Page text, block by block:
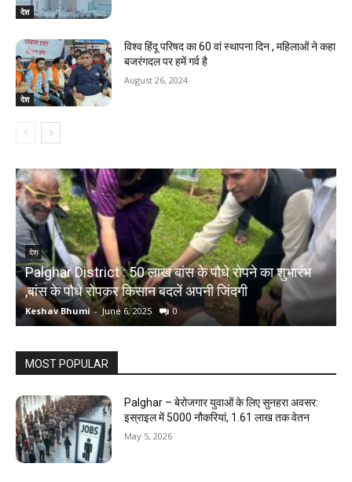
देश
देश
विश्व हिंदू परिषद का 60 वां स्थापना दिन , महिलाओं ने कहा
बजरंगदल पर हमें गर्व है
August 26, 2024
देश
Palghar District : 50 लाख बांस के पौधे रोपने का शुभारंभ
,बांस के पौधे रोपकर किसान बदलें अपनी जिंदगी
Keshav Bhumi - June 6, 2025 0
MOST POPULAR
Palghar – बेरोजगार युवाओं के लिए सुनहरा अवसर:
इस्राइल में 5000 नौकरियां, ₹1.61 लाख तक वेतन
May 5, 2026